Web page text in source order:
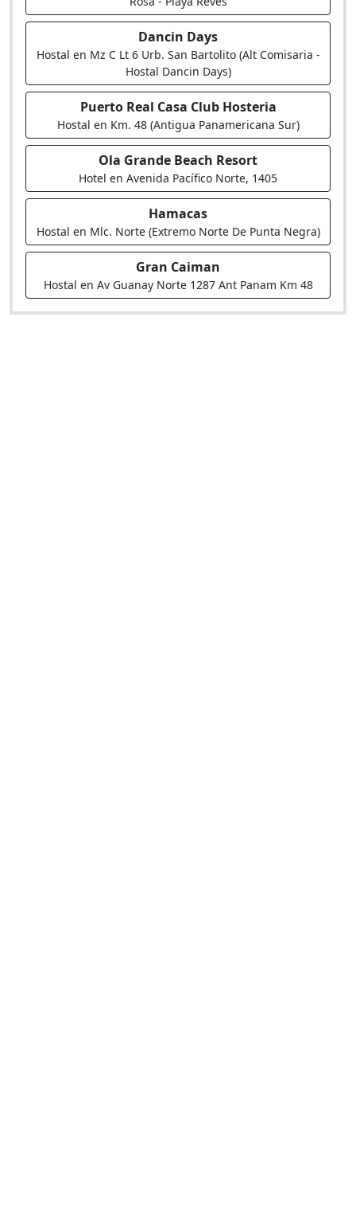
Dancin Days
Hostal en Mz C Lt 6 Urb. San Bartolito (Alt Comisaria -
Hostal Dancin Days)
Puerto Real Casa Club Hosteria
Hostal en Km. 48 (Antigua Panamericana Sur)
Ola Grande Beach Resort
Hotel en Avenida Pacífico Norte, 1405
Hamacas
Hostal en Mlc. Norte (Extremo Norte De Punta Negra)
Gran Caiman
Hostal en Av Guanay Norte 1287 Ant Panam Km 48